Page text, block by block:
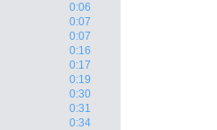
0:06
0:07
0:07
0:16
0:17
0:19
0:30
0:31
0:34